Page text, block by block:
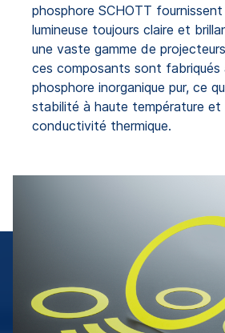
phosphore SCHOTT fournissent
lumineuse toujours claire et
une vaste gamme de
ces composants sont fabriqués
phosphore inorganique pur, ce
stabilité à haute température et
conductivité thermique.